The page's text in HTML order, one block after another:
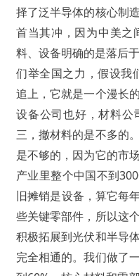
择了泛半导体的核心制
首当其冲，因为中美之
料、设备明确的是落后
们举全国之力，假设我
追上，它就是一个漫长
设备公司也好，材料
三，撤材料的是不多的
是不够的，因为它的市
产业里整个中国不到
旧摊销是设备，算它每
些关键零部件，所以这
积极拓展到光伏和半导
完全相通的。我们做了